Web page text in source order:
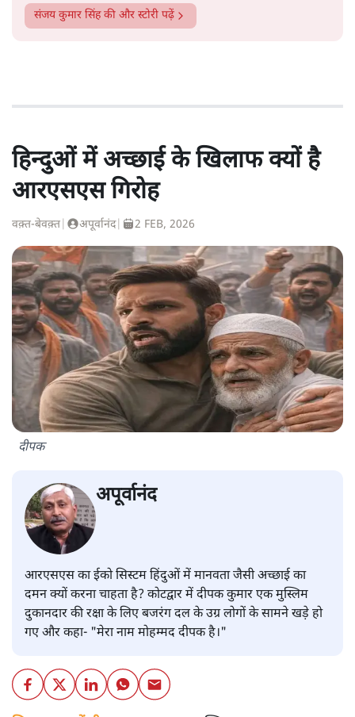
संजय कुमार सिंहकी और स्टोरी पढ़ें
हिन्दुओं में अच्छाई के खिलाफ क्यों है
आरएसएस गिरोह
वक़्त-बेवक़्त अपूर्वानंद| 2 FEB, 2026
दीपक
अपूर्वानंद
आरएसएस का ईको सिस्टम हिंदुओं में मानवता जैसी अच्छाई का
दमन क्यों करना चाहता है? कोटद्वार में दीपक कुमार एक मुस्लिम
दुकानदार की रक्षा के लिए बजरंग दल के उग्र लोगों के सामने खड़े हो
गए और कहा- "मेरा नाम मोहम्मद दीपक है।"